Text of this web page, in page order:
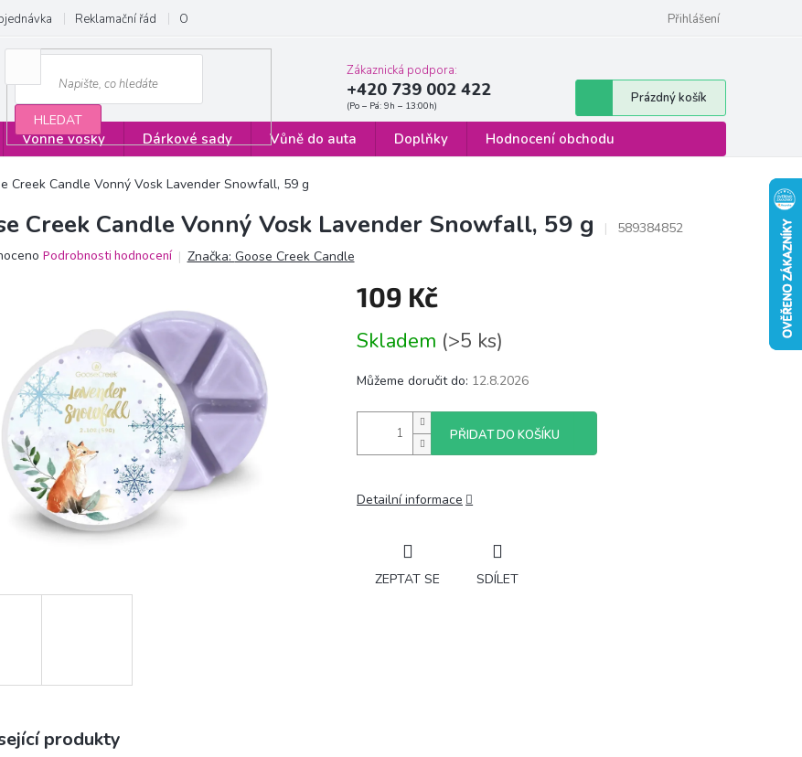
Reklamační řád Obchodní podmínky Formulář pro odstoupení od smlouvy
Přihlášení
HLEDAT
Zákaznická podpora:
+420 739 002 422
Nákupní
košík
Prázdný košík
Vonné vosky Dárkové sady Vůně do auta Doplňky Hodnocení obchodu
Creek Candle Vonný Vosk Lavender Snowfall, 59 g
Creek Candle Vonný Vosk Lavender Snowfall, 59 g
589384852
Podrobnosti hodnocení Značka: Goose Creek Candle
109 Kč
cena:
Skladem (>5 ks)
Můžeme doručit do: 12.8.2026
PŘIDAT DO KOŠÍKU
Detailní informace
ZEPTAT SE SDÍLET
produkty